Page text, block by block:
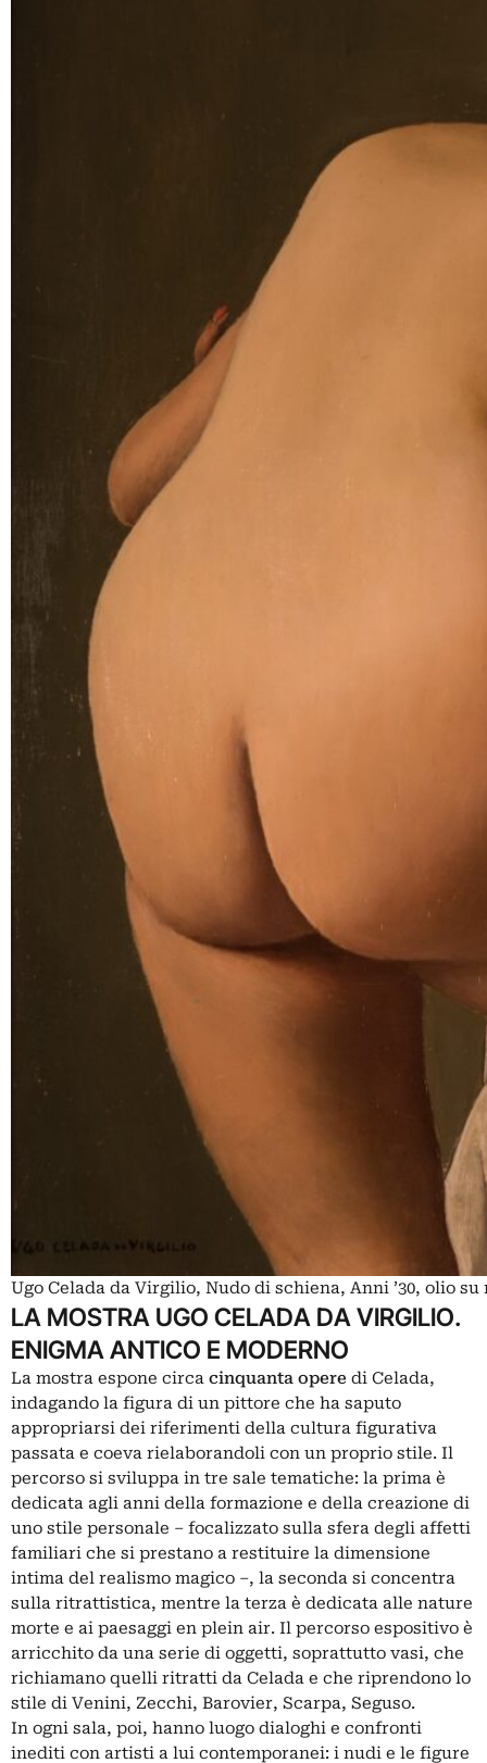
Ugo Celada da Virgilio, Nudo di schiena, Anni ’30, olio
LA MOSTRA UGO CELADA DA VIRGILIO.
ENIGMA ANTICO E MODERNO
La mostra espone circa cinquanta opere di Celada,
indagando la figura di un pittore che ha saputo
appropriarsi dei riferimenti della cultura figurativa
passata e coeva rielaborandoli con un proprio stile. Il
percorso si sviluppa in tre sale tematiche: la prima è
dedicata agli anni della formazione e della creazione di
uno stile personale – focalizzato sulla sfera degli affetti
familiari che si prestano a restituire la dimensione
intima del realismo magico –, la seconda si concentra
sulla ritrattistica, mentre la terza è dedicata alle nature
morte e ai paesaggi en plein air. Il percorso espositivo è
arricchito da una serie di oggetti, soprattutto vasi, che
richiamano quelli ritratti da Celada e che riprendono lo
stile di Venini, Zecchi, Barovier, Scarpa, Seguso.
In ogni sala, poi, hanno luogo dialoghi e confronti
inediti con artisti a lui contemporanei: i nudi e le figure